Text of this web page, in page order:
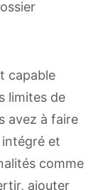
capable
limites de
avez à faire
et
comme
ajouter